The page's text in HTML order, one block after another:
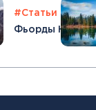
#Статьи
Фьорды